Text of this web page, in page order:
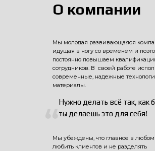
О компании
Мы молодая развивающаяся
идущая в ногу со временем и
постоянно повышаем
сотрудников. В своей работе
современные, надежные
материалы.
Нужно делать всё так, как
ты делаешь это для себя!
Мы убеждены, что главное в
любить клиентов и не разделять